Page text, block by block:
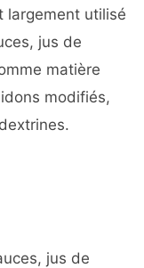
largement utilisé
jus de
matière
modifiés,
jus de